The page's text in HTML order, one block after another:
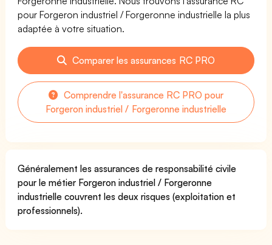
pour Forgeron industriel / Forgeronne industrielle la plus
adaptée à votre situation.
Comparer les assurances RC PRO
Comprendre l'assurance RC PRO pour
Forgeron industriel / Forgeronne industrielle
Généralement les assurances de responsabilité civile
pour le métier Forgeron industriel / Forgeronne
industrielle couvrent les deux risques (exploitation et
professionnels).